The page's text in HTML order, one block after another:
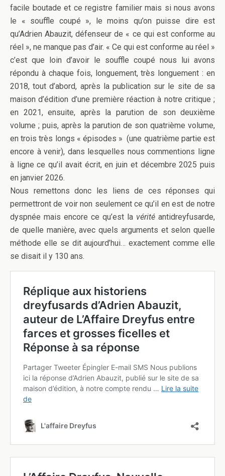
facile boutade et ce registre familier mais si nous avons
le « souffle coupé », le moins qu’on puisse dire est
qu’Adrien Abauzit, défenseur de « ce qui est conforme au
réel », ne manque pas d’air. « Ce qui est conforme au réel »
c’est que loin d’avoir le souffle coupé nous lui avons
répondu à chaque fois, longuement, très longuement : en
2018, tout d’abord, après la publication sur le site de sa
maison d’édition d’une première réaction à notre critique ;
en 2021, ensuite, après la parution de son deuxième
volume ; puis, après la parution de son quatrième volume,
en trois très longs « épisodes » (une quatrième partie est
encore à venir), dans lesquelles nous commentions ligne
à ligne ce qu’il avait écrit, en juin et décembre 2025 puis
en janvier 2026.
Nous remettons donc les liens de ces réponses qui
permettront de voir non seulement ce qu’il en est de notre
dyspnée mais encore ce qu’est la vérité antidreyfusarde,
de quelle manière, avec quels arguments et selon quelle
méthode elle se dit aujourd’hui… exactement comme elle
se disait il y 130 ans.